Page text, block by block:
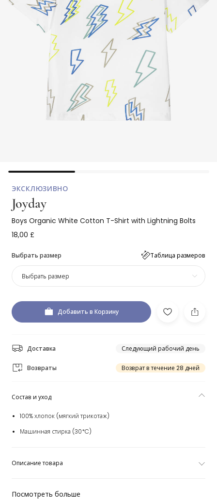
ЭКСКЛЮЗИВНО
Joyday
Boys Organic White Cotton T-Shirt with Lightning Bolts
18,00 £
Выбрать размер Таблица размеров
Выбрать размер
Добавить в Корзину
Доставка Следующий рабочий день
Возвраты Возврат в течение 28 дней
Посмотреть больше
Состав и уход
100% хлопок (мягкий трикотаж)
Машинная стирка (30*C)
Описание товара